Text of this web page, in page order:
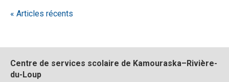
« Articles récents
Centre de services scolaire de Kamouraska–Rivière-
du-Loup